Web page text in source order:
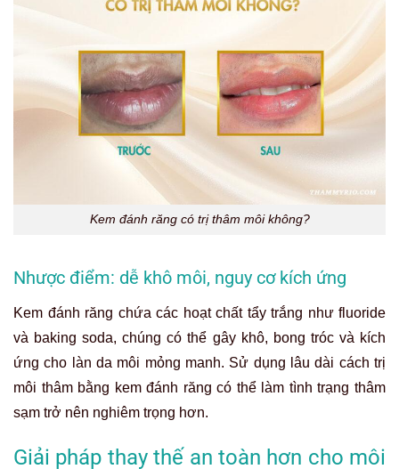
Kem đánh răng có trị thâm môi không?
Nhược điểm: dễ khô môi, nguy cơ kích ứng
Kem đánh răng chứa các hoạt chất tẩy trắng như fluoride
và baking soda, chúng có thể gây khô, bong tróc và kích
ứng cho làn da môi mỏng manh. Sử dụng lâu dài cách trị
môi thâm bằng kem đánh răng có thể làm tình trạng thâm
sạm trở nên nghiêm trọng hơn.
Giải pháp thay thế an toàn hơn cho môi